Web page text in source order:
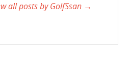
all posts by GolfSsan →